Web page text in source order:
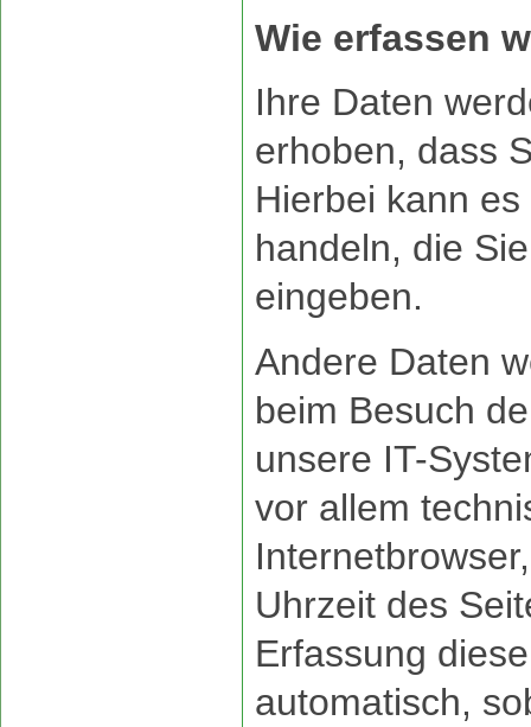
Wie erfassen
Ihre Daten
erhoben, dass
Hierbei kann
handeln, die
eingeben.
Andere Daten
beim Besuch
unsere IT-
vor allem
Uhrzeit des
Erfassung
automatisch,